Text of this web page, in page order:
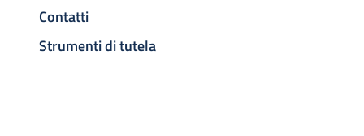
Contatti
Strumenti di tutela